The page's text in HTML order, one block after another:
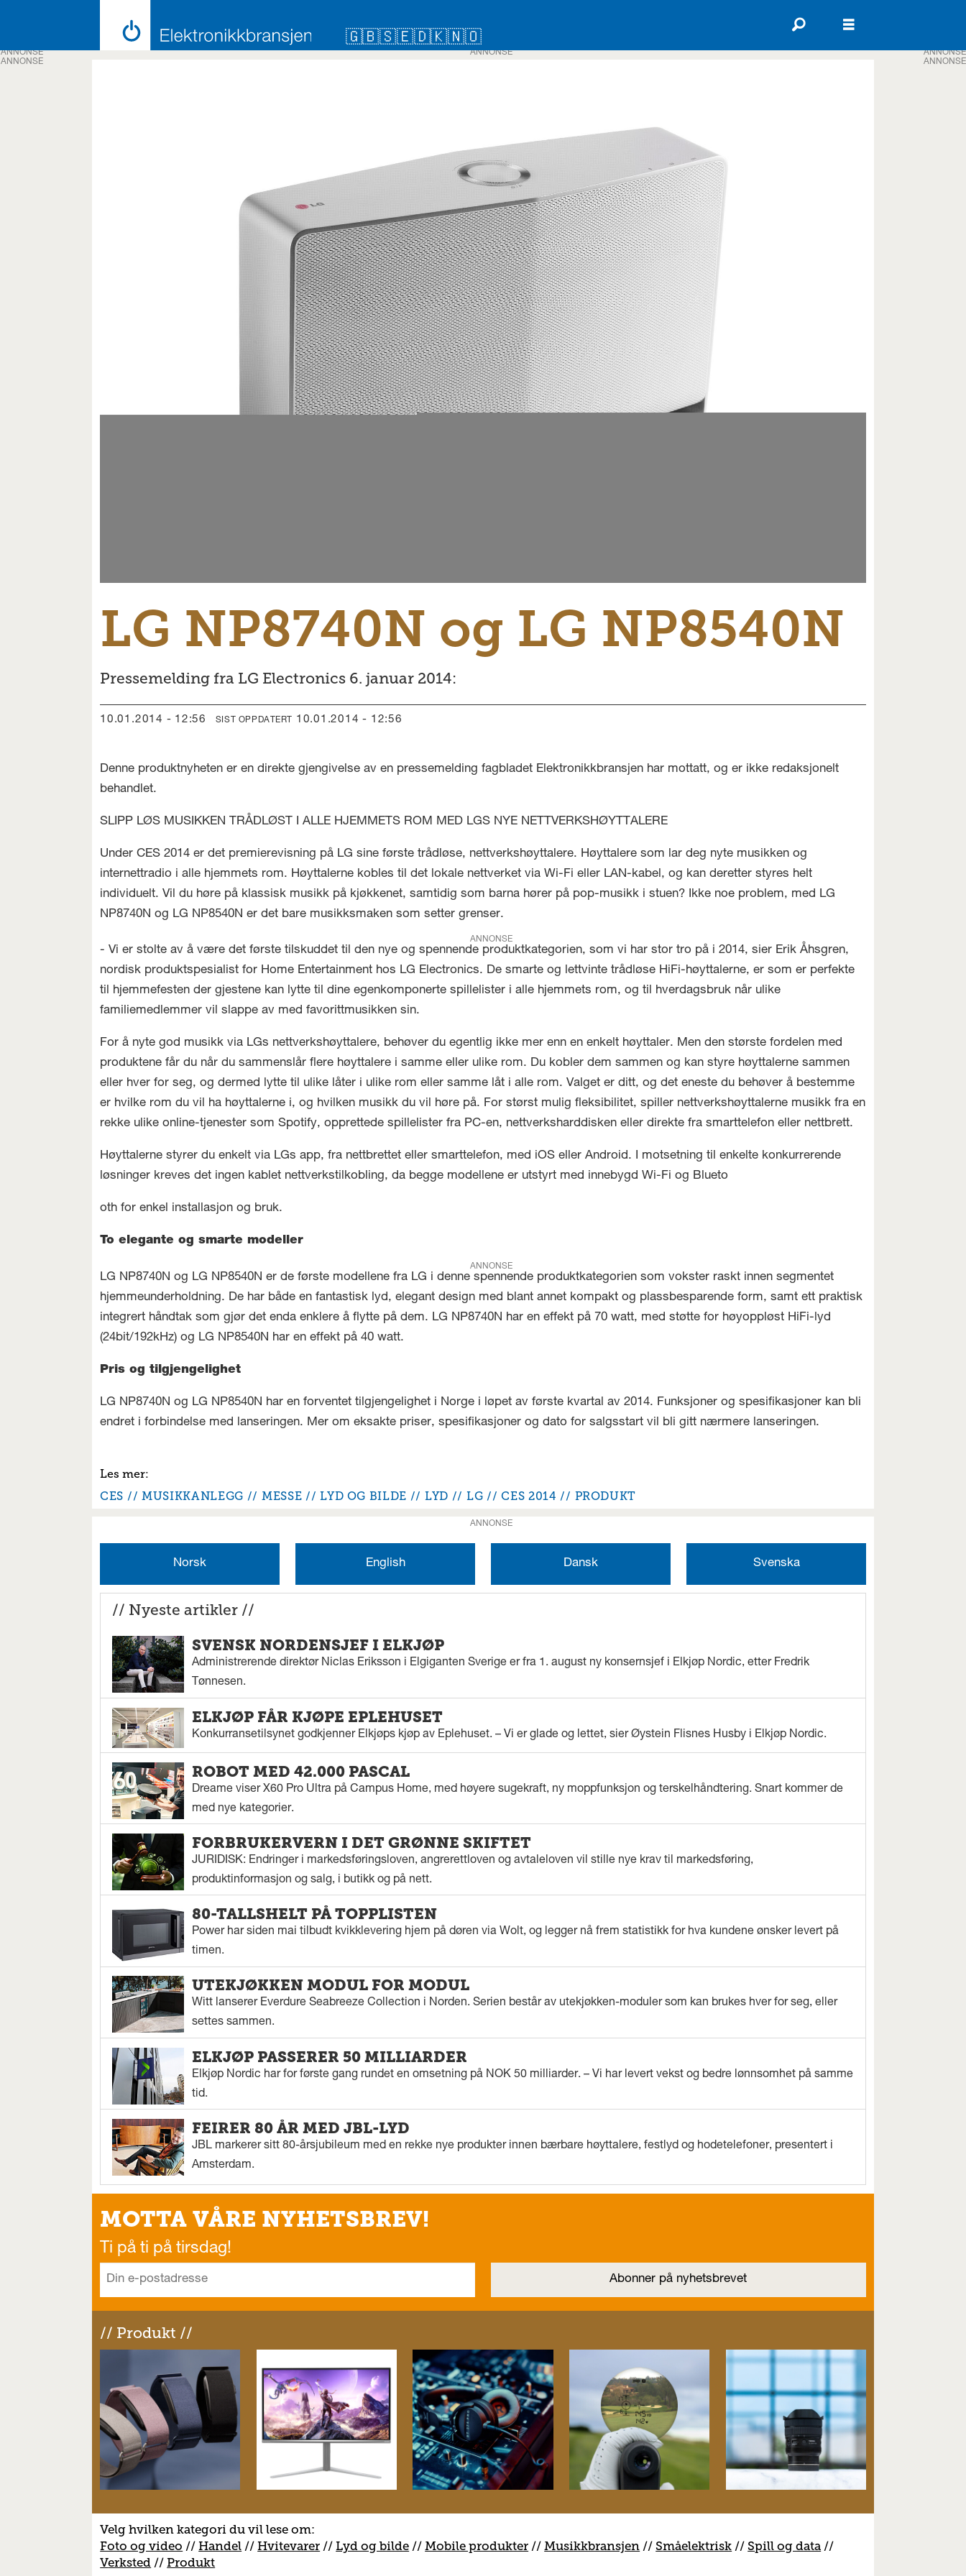
🇬🇧🇸🇪🇩🇰🇳🇴
ANNONSE
LG NP8740N og LG NP8540N
Pressemelding fra LG Electronics 6. januar 2014:
10.01.2014 - 12:56 SIST OPPDATERT 10.01.2014 - 12:56
Denne produktnyheten er en direkte gjengivelse av en pressemelding fagbladet Elektronikkbransjen har mottatt, og er ikke redaksjonelt
behandlet.
SLIPP LØS MUSIKKEN TRÅDLØST I ALLE HJEMMETS ROM MED LGS NYE NETTVERKSHØYTTALERE
Under CES 2014 er det premierevisning på LG sine første trådløse, nettverkshøyttalere. Høyttalere som lar deg nyte musikken og
internettradio i alle hjemmets rom. Høyttalerne kobles til det lokale nettverket via Wi-Fi eller LAN-kabel, og kan deretter styres helt
individuelt. Vil du høre på klassisk musikk på kjøkkenet, samtidig som barna hører på pop-musikk i stuen? Ikke noe problem, med LG
NP8740N og LG NP8540N er det bare musikksmaken som setter grenser.
ANNONSE
- Vi er stolte av å være det første tilskuddet til den nye og spennende produktkategorien, som vi har stor tro på i 2014, sier Erik Åhsgren,
nordisk produktspesialist for Home Entertainment hos LG Electronics. De smarte og lettvinte trådløse HiFi-høyttalerne, er som er perfekte
til hjemmefesten der gjestene kan lytte til dine egenkomponerte spillelister i alle hjemmets rom, og til hverdagsbruk når ulike
familiemedlemmer vil slappe av med favorittmusikken sin.
For å nyte god musikk via LGs nettverkshøyttalere, behøver du egentlig ikke mer enn en enkelt høyttaler. Men den største fordelen med
produktene får du når du sammenslår flere høyttalere i samme eller ulike rom. Du kobler dem sammen og kan styre høyttalerne sammen
eller hver for seg, og dermed lytte til ulike låter i ulike rom eller samme låt i alle rom. Valget er ditt, og det eneste du behøver å bestemme
er hvilke rom du vil ha høyttalerne i, og hvilken musikk du vil høre på. For størst mulig fleksibilitet, spiller nettverkshøyttalerne musikk fra en
rekke ulike online-tjenester som Spotify, opprettede spillelister fra PC-en, nettverksharddisken eller direkte fra smarttelefon eller nettbrett.
Høyttalerne styrer du enkelt via LGs app, fra nettbrettet eller smarttelefon, med iOS eller Android. I motsetning til enkelte konkurrerende
løsninger kreves det ingen kablet nettverkstilkobling, da begge modellene er utstyrt med innebygd Wi-Fi og Blueto
oth for enkel installasjon og bruk.
To elegante og smarte modeller
ANNONSE
LG NP8740N og LG NP8540N er de første modellene fra LG i denne spennende produktkategorien som vokster raskt innen segmentet
hjemmeunderholdning. De har både en fantastisk lyd, elegant design med blant annet kompakt og plassbesparende form, samt ett praktisk
integrert håndtak som gjør det enda enklere å flytte på dem. LG NP8740N har en effekt på 70 watt, med støtte for høyoppløst HiFi-lyd
(24bit/192kHz) og LG NP8540N har en effekt på 40 watt.
Pris og tilgjengelighet
LG NP8740N og LG NP8540N har en forventet tilgjengelighet i Norge i løpet av første kvartal av 2014. Funksjoner og spesifikasjoner kan bli
endret i forbindelse med lanseringen. Mer om eksakte priser, spesifikasjoner og dato for salgsstart vil bli gitt nærmere lanseringen.
CES MUSIKKANLEGG MESSE LYD OG BILDE LYD LG CES 2014 PRODUKT
ANNONSE
Norsk English Dansk Svenska
// Nyeste artikler //
SVENSK NORDENSJEF I ELKJØP
Administrerende direktør Niclas Eriksson i Elgiganten Sverige er fra 1. august ny konsernsjef i Elkjøp Nordic, etter Fredrik
Tønnesen.
ELKJØP FÅR KJØPE EPLEHUSET
Konkurransetilsynet godkjenner Elkjøps kjøp av Eplehuset. – Vi er glade og lettet, sier Øystein Flisnes Husby i Elkjøp Nordic.
ROBOT MED 42.000 PASCAL
Dreame viser X60 Pro Ultra på Campus Home, med høyere sugekraft, ny moppfunksjon og terskelhåndtering. Snart kommer de
med nye kategorier.
FORBRUKERVERN I DET GRØNNE SKIFTET
JURIDISK: Endringer i markedsføringsloven, angrerettloven og avtaleloven vil stille nye krav til markedsføring,
produktinformasjon og salg, i butikk og på nett.
80-TALLSHELT PÅ TOPPLISTEN
Power har siden mai tilbudt kvikklevering hjem på døren via Wolt, og legger nå frem statistikk for hva kundene ønsker levert på
timen.
UTEKJØKKEN MODUL FOR MODUL
Witt lanserer Everdure Seabreeze Collection i Norden. Serien består av utekjøkken-moduler som kan brukes hver for seg, eller
settes sammen.
ELKJØP PASSERER 50 MILLIARDER
Elkjøp Nordic har for første gang rundet en omsetning på NOK 50 milliarder. – Vi har levert vekst og bedre lønnsomhet på samme
tid.
FEIRER 80 ÅR MED JBL-LYD
JBL markerer sitt 80-årsjubileum med en rekke nye produkter innen bærbare høyttalere, festlyd og hodetelefoner, presentert i
Amsterdam.
MOTTA VÅRE NYHETSBREV!
Ti på ti på tirsdag!
// Produkt //
Velg hvilken kategori du vil lese om:
Foto og video //Handel //Hvitevarer // Lyd og bilde //Mobile produkter //Musikkbransjen // Småelektrisk // Spill og data //
Verksted //Produkt
ANNONSE
ANNONSE
ANNONSE
ANNONSE